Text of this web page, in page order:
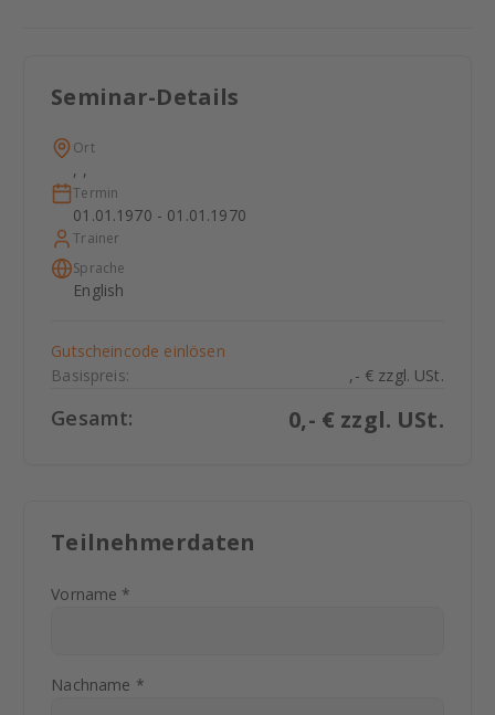
Seminar-Details
Ort
, ,
Termin
01.01.1970 - 01.01.1970
Trainer
Sprache
English
Gutscheincode einlösen
Basispreis:
,- € zzgl. USt.
Gesamt: 0,- € zzgl. USt.
Teilnehmerdaten
Vorname *
Nachname *